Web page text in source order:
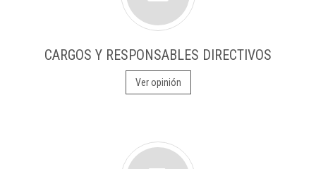
CARGOS Y RESPONSABLES DIRECTIVOS
Ver opinión